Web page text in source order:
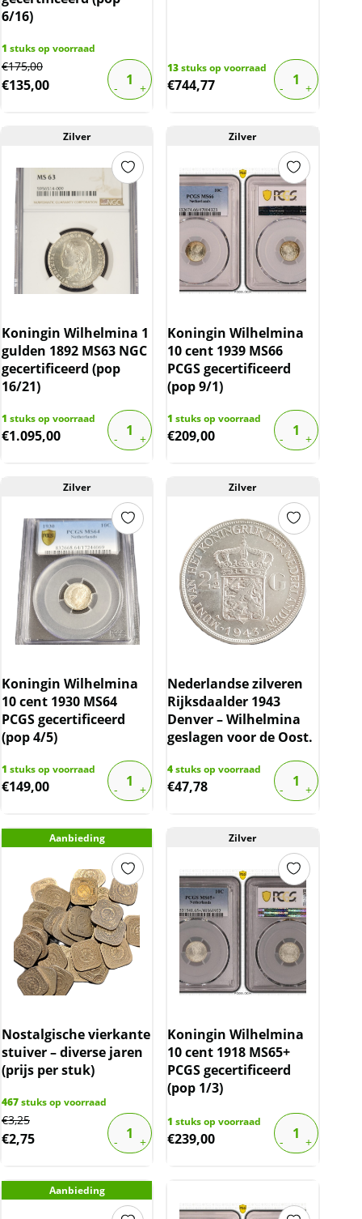
6/16)
1 stuks op voorraad
€175,00
Original
price
€135,00
Current
price
13stuks op voorraad
€744,77
Zilver
Koningin Wilhelmina 1
gulden 1892 MS63 NGC
gecertificeerd (pop
16/21)
1 stuks op voorraad
€1.095,00
Zilver
Koningin Wilhelmina
10 cent 1939 MS66
PCGS gecertificeerd
(pop 9/1)
1 stuks op voorraad
€209,00
Zilver
Koningin Wilhelmina
10 cent 1930 MS64
PCGS gecertificeerd
(pop 4/5)
1 stuks op voorraad
€149,00
Zilver
Nederlandse zilveren
Rijksdaalder 1943
Denver – Wilhelmina
geslagen voor de Oost.
4stuks op voorraad
€47,78
Aanbieding
Nostalgische vierkante
stuiver – diverse jaren
(prijs per stuk)
467stuks op voorraad
€3,25
Original
price
€3,25.
€2,75
Current
price
€2,75.
Zilver
Koningin Wilhelmina
10 cent 1918 MS65+
PCGS gecertificeerd
(pop 1/3)
1 stuks op voorraad
€239,00
Aanbieding